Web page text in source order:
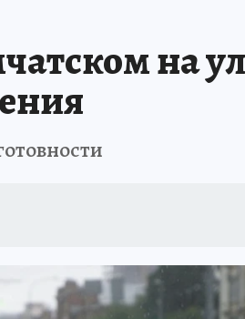
АФИША МОЙ ЛЮБИМЫЙ УЧИТЕЛЬ –
на